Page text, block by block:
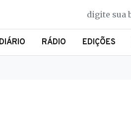
RÁDIO EDIÇÕES